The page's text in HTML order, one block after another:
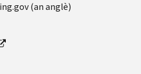
(an anglè)